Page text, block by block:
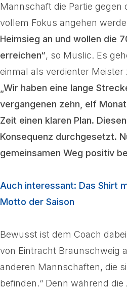
Mannschaft die Partie gegen
vollem Fokus angehen
Heimsieg an und wollen die
erreichen“, so Muslic. Es
einmal als verdienter Meister
„Wir haben eine lange
vergangenen zehn, elf
Zeit einen klaren Plan.
Konsequenz durchgesetzt.
gemeinsamen Weg positiv
Auch interessant: Das Shirt
Motto der Saison
Bewusst ist dem Coach
von Eintracht Braunschweig
anderen Mannschaften, die
befinden.“ Denn während